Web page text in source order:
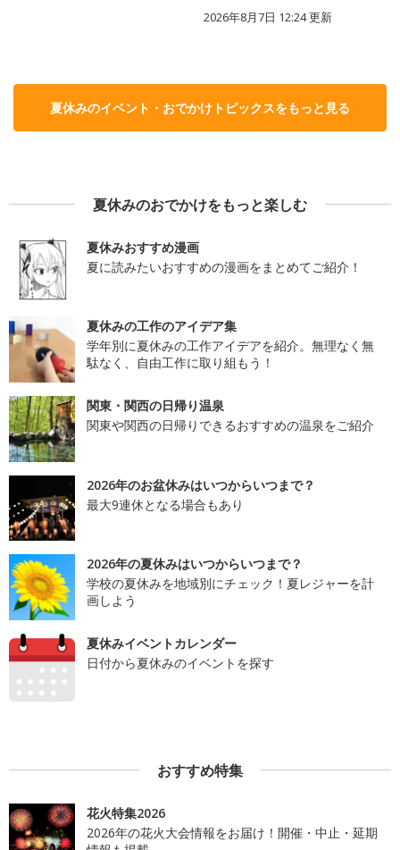
2026年8月7日 12:24更新
夏休みのイベント・おでかけトピックスをもっと見る
夏休みのおでかけをもっと楽しむ
夏休みおすすめ漫画
夏に読みたいおすすめの漫画をまとめてご紹介！
夏休みの工作のアイデア集
学年別に夏休みの工作アイデアを紹介。無理なく無
駄なく、自由工作に取り組もう！
関東・関西の日帰り温泉
関東や関西の日帰りできるおすすめの温泉をご紹介
2026年のお盆休みはいつからいつまで？
最大9連休となる場合もあり
2026年の夏休みはいつからいつまで？
学校の夏休みを地域別にチェック！夏レジャーを計
画しよう
夏休みイベントカレンダー
日付から夏休みのイベントを探す
おすすめ特集
花火特集2026
2026年の花火大会情報をお届け！開催・中止・延期